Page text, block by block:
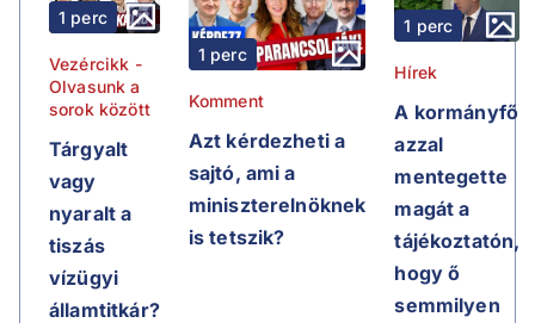
1 perc
Vezércikk -
Olvasunk a
sorok között
Tárgyalt
vagy
nyaralt a
tiszás
vízügyi
államtitkár?
1 perc
Komment
Azt kérdezheti a
sajtó, ami a
miniszterelnöknek
is tetszik?
1 perc
Hírek
A kormányfő
azzal
mentegette
magát a
tájékoztatón,
hogy ő
semmilyen